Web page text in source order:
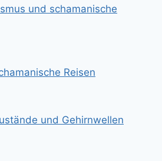
und schamanische
Reisen
und Gehirnwellen